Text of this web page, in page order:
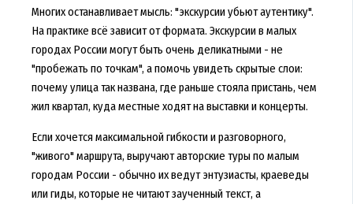
Многих останавливает мысль: "экскурсии убьют аутентику".
На практике всё зависит от формата. Экскурсии в малых
городах России могут быть очень деликатными - не
"пробежать по точкам", а помочь увидеть скрытые слои:
почему улица так названа, где раньше стояла пристань, чем
жил квартал, куда местные ходят на выставки и концерты.
Если хочется максимальной гибкости и разговорного,
"живого" маршрута, выручают авторские туры по малым
городам России - обычно их ведут энтузиасты, краеведы
или гиды, которые не читают заученный текст, а